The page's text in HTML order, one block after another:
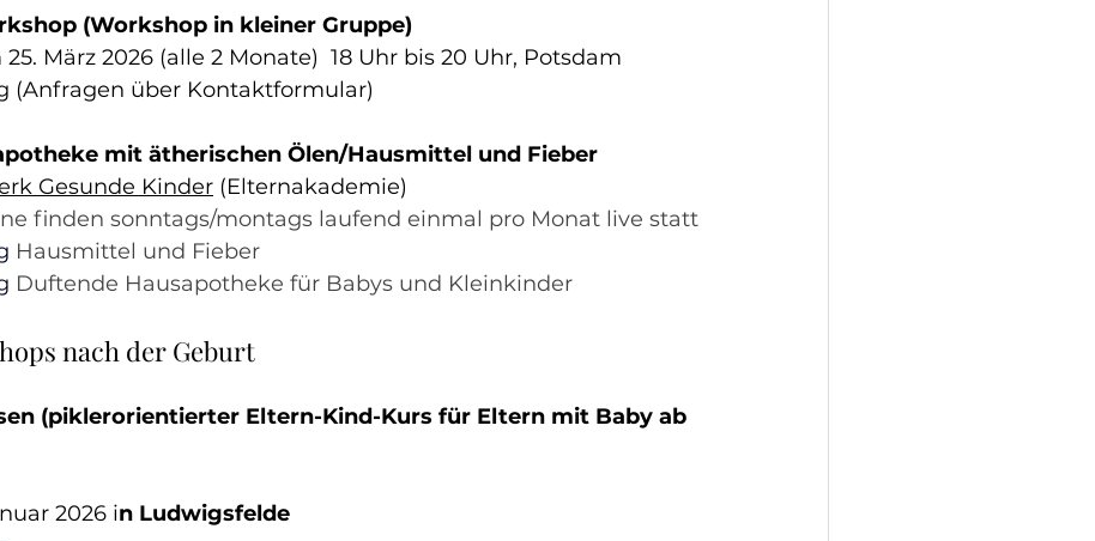
(Workshop in kleiner Gruppe)
25. März 2026 (alle 2 Monate)  18 Uhr bis 20 Uhr, Potsdam
(Anfragen über Kontaktformular)
mit ätherischen Ölen/Hausmittel und Fieber
Gesunde Kinder (Elternakademie)
finden sonntags/montags laufend einmal pro Monat live statt
Hausmittel und Fieber
Duftende Hausapotheke für Babys und Kleinkinder
nach der Geburt
(piklerorientierter Eltern-Kind-Kurs für Eltern mit Baby ab
2026 in Ludwigsfelde